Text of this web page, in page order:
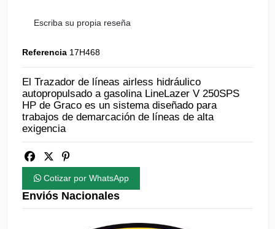
Escriba su propia reseña
Referencia 17H468
El Trazador de líneas airless hidráulico
autopropulsado a gasolina LineLazer V 250SPS
HP de Graco es un sistema diseñado para
trabajos de demarcación de líneas de alta
exigencia
Cotizar por WhatsApp
Enviós Nacionales